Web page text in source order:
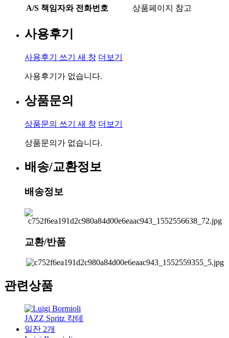
A/S 책임자와 전화번호
상품페이지 참고
사용후기
사용후기 쓰기 새 창 더보기
사용후기가 없습니다.
상품문의
상품문의 쓰기 새 창 더보기
상품문의가 없습니다.
배송/교환정보
배송정보
교환/반품
관련상품